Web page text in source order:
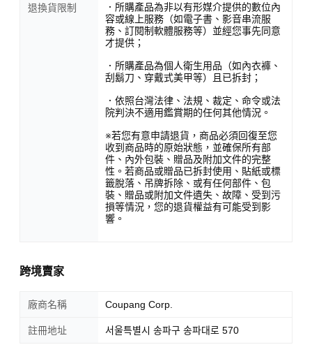
退換貨限制
．所購產品為非以有形媒介提供的數位內
容或線上服務（如電子書、影音串流服
務、訂閱制軟體服務等）並經您事先同意
才提供；
．所購產品為個人衛生用品（如內衣褲、
刮鬍刀、穿戴式美甲等）且已拆封；
．依照台灣法律、法規、裁定、命令或法
院判決不適用鑑賞期的任何其他情況。
※若您有意申請退貨，商品必須回復至您
收到商品時的原始狀態，並確保所有部
件、內外包裝、贈品及附加文件的完整
性。若商品或贈品已拆封使用、貼紙或標
籤脫落、吊牌拆除、或有任何部件、包
裝、贈品或附加文件遺失、故障、受到污
損等情況，您的退貨權益有可能受到影
響。
跨境賣家
廠商名稱 Coupang Corp.
註冊地址 서울특별시 송파구 송파대로 570